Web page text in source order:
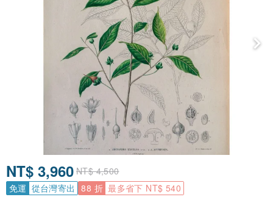
NT$ 3,960 NT$ 4,500
免運 從台灣寄出 88 折 最多省下 NT$ 540